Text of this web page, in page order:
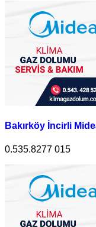
Bakırköy İncirli
0.535.8277 015